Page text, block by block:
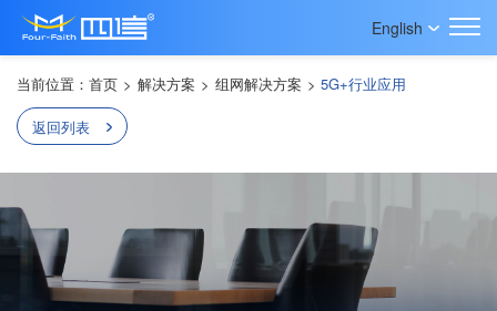
English
当前位置： 首页 > 解决方案 > 组网解决方案 > 5G+行业应用
返回列表